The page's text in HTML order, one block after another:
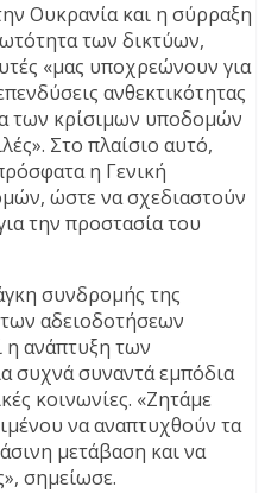
Ουκρανία και η σύρραξη
των δικτύων,
«μας υποχρεώνουν για
ανθεκτικότητας
των κρίσιμων υποδομών
Στο πλαίσιο αυτό,
η Γενική
ώστε να σχεδιαστούν
την προστασία του
συνδρομής της
αδειοδοτήσεων
η ανάπτυξη των
συχνά συναντά εμπόδια
κοινωνίες. «Ζητάμε
να αναπτυχθούν τα
μετάβαση και να
σημείωσε.